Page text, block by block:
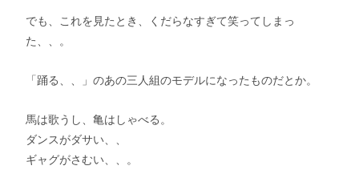
でも、これを見たとき、くだらなすぎて笑ってしまっ
た、、。
「踊る、、」のあの三人組のモデルになったものだとか。
馬は歌うし、亀はしゃべる。
ダンスがダサい、、
ギャグがさむい、、。